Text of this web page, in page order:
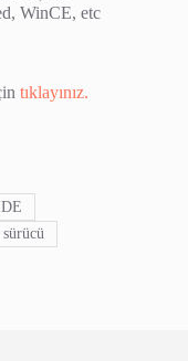
WinCE, etc
tıklayınız.
sürücü